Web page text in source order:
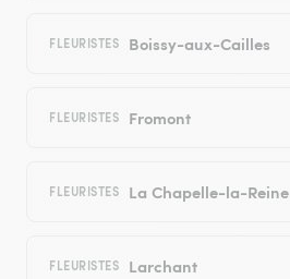
FLEURISTES Boissy-aux-Cailles
FLEURISTES Fromont
FLEURISTES La Chapelle-la-Reine
FLEURISTES Larchant